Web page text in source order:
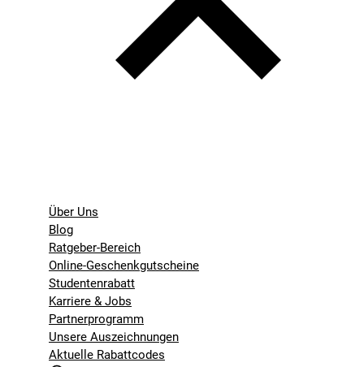
Über Uns
Blog
Ratgeber-Bereich
Online-Geschenkgutscheine
Studentenrabatt
Karriere & Jobs
Partnerprogramm
Unsere Auszeichnungen
Aktuelle Rabattcodes